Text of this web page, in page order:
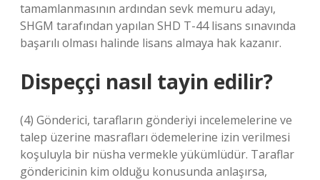
tamamlanmasının ardından sevk memuru adayı,
SHGM tarafından yapılan SHD T-44 lisans sınavında
başarılı olması halinde lisans almaya hak kazanır.
Dispeççi nasıl tayin edilir?
(4) Gönderici, tarafların gönderiyi incelemelerine ve
talep üzerine masrafları ödemelerine izin verilmesi
koşuluyla bir nüsha vermekle yükümlüdür. Taraflar
göndericinin kim olduğu konusunda anlaşırsa,